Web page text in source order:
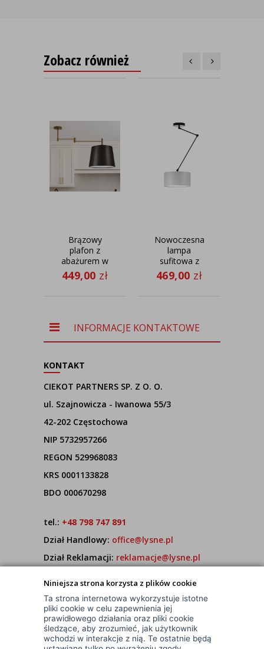
Niniejsza strona korzysta z plików cookie
Ta strona internetowa wykorzystuje istotne
pliki cookie w celu zapewnienia jej
prawidłowego działania oraz pliki cookie
śledzące, aby zrozumieć, jak użytkownik
wchodzi w interakcje z nią. Te ostatnie będą
Zobacz również
Brązowy
plafon z
abażurem w
stylu
klasycznym
449,00 zł
Nowoczesna
lampa
sufitowa z
ruchomym
ramieniem
469,00 zł
INFORMACJE KONTAKTOWE
KONTAKT
CIEKOT PARTNERS SP. Z O. O.
ul. Szajnowicza - Iwanowa 55/3
42-202 Częstochowa
NIP 5732957266
REGON 529968083
KRS 0001133828
BDO 000670298
tel.: +48 798 747 891
Dział Handlowy: office@lysne.pl
Dział Reklamacji: reklamacje@lysne.pl
7:00 - 15:00